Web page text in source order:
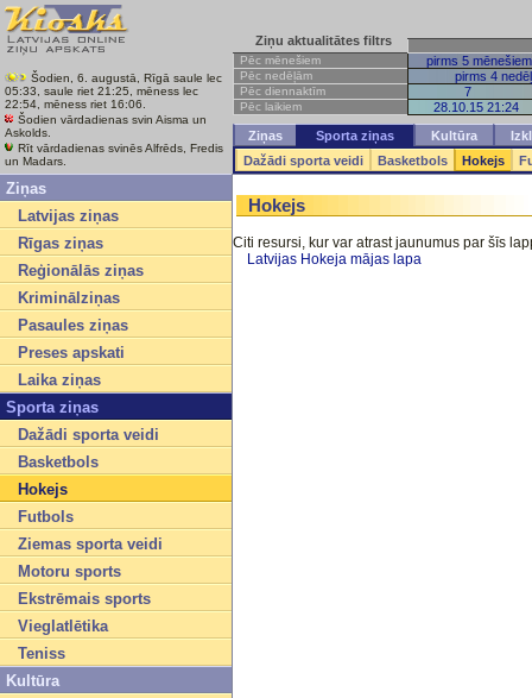
Šodien, 6. augustā, Rīgā saule lec
05:33, saule riet 21:25, mēness lec
22:54, mēness riet 16:06.
Šodien vārdadienas svin Aisma un
Askolds.
Rīt vārdadienas svinēs Alfrēds, Fredis
un Madars.
Ziņu aktualitātes filtrs
Pēc mēnešiem pirms 5 mēnešiem
Pēc nedēļām pirms 4
Pēc diennaktīm 7
Pēc laikiem 28.10.15 21:24
Ziņas Sporta ziņas Kultūra
Dažādi sporta veidi
Basketbols Hokejs
Ziņas
Latvijas ziņas
Rīgas ziņas
Reģionālās ziņas
Kriminālziņas
Pasaules ziņas
Preses apskati
Laika ziņas
Sporta ziņas
Dažādi sporta veidi
Basketbols
Hokejs
Futbols
Ziemas sporta veidi
Motoru sports
Ekstrēmais sports
Vieglatlētika
Teniss
Kultūra
Hokejs
Citi resursi, kur var atrast jaunumus par šīs
Latvijas Hokeja mājas lapa